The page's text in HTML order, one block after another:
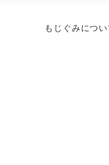
もじぐみについ